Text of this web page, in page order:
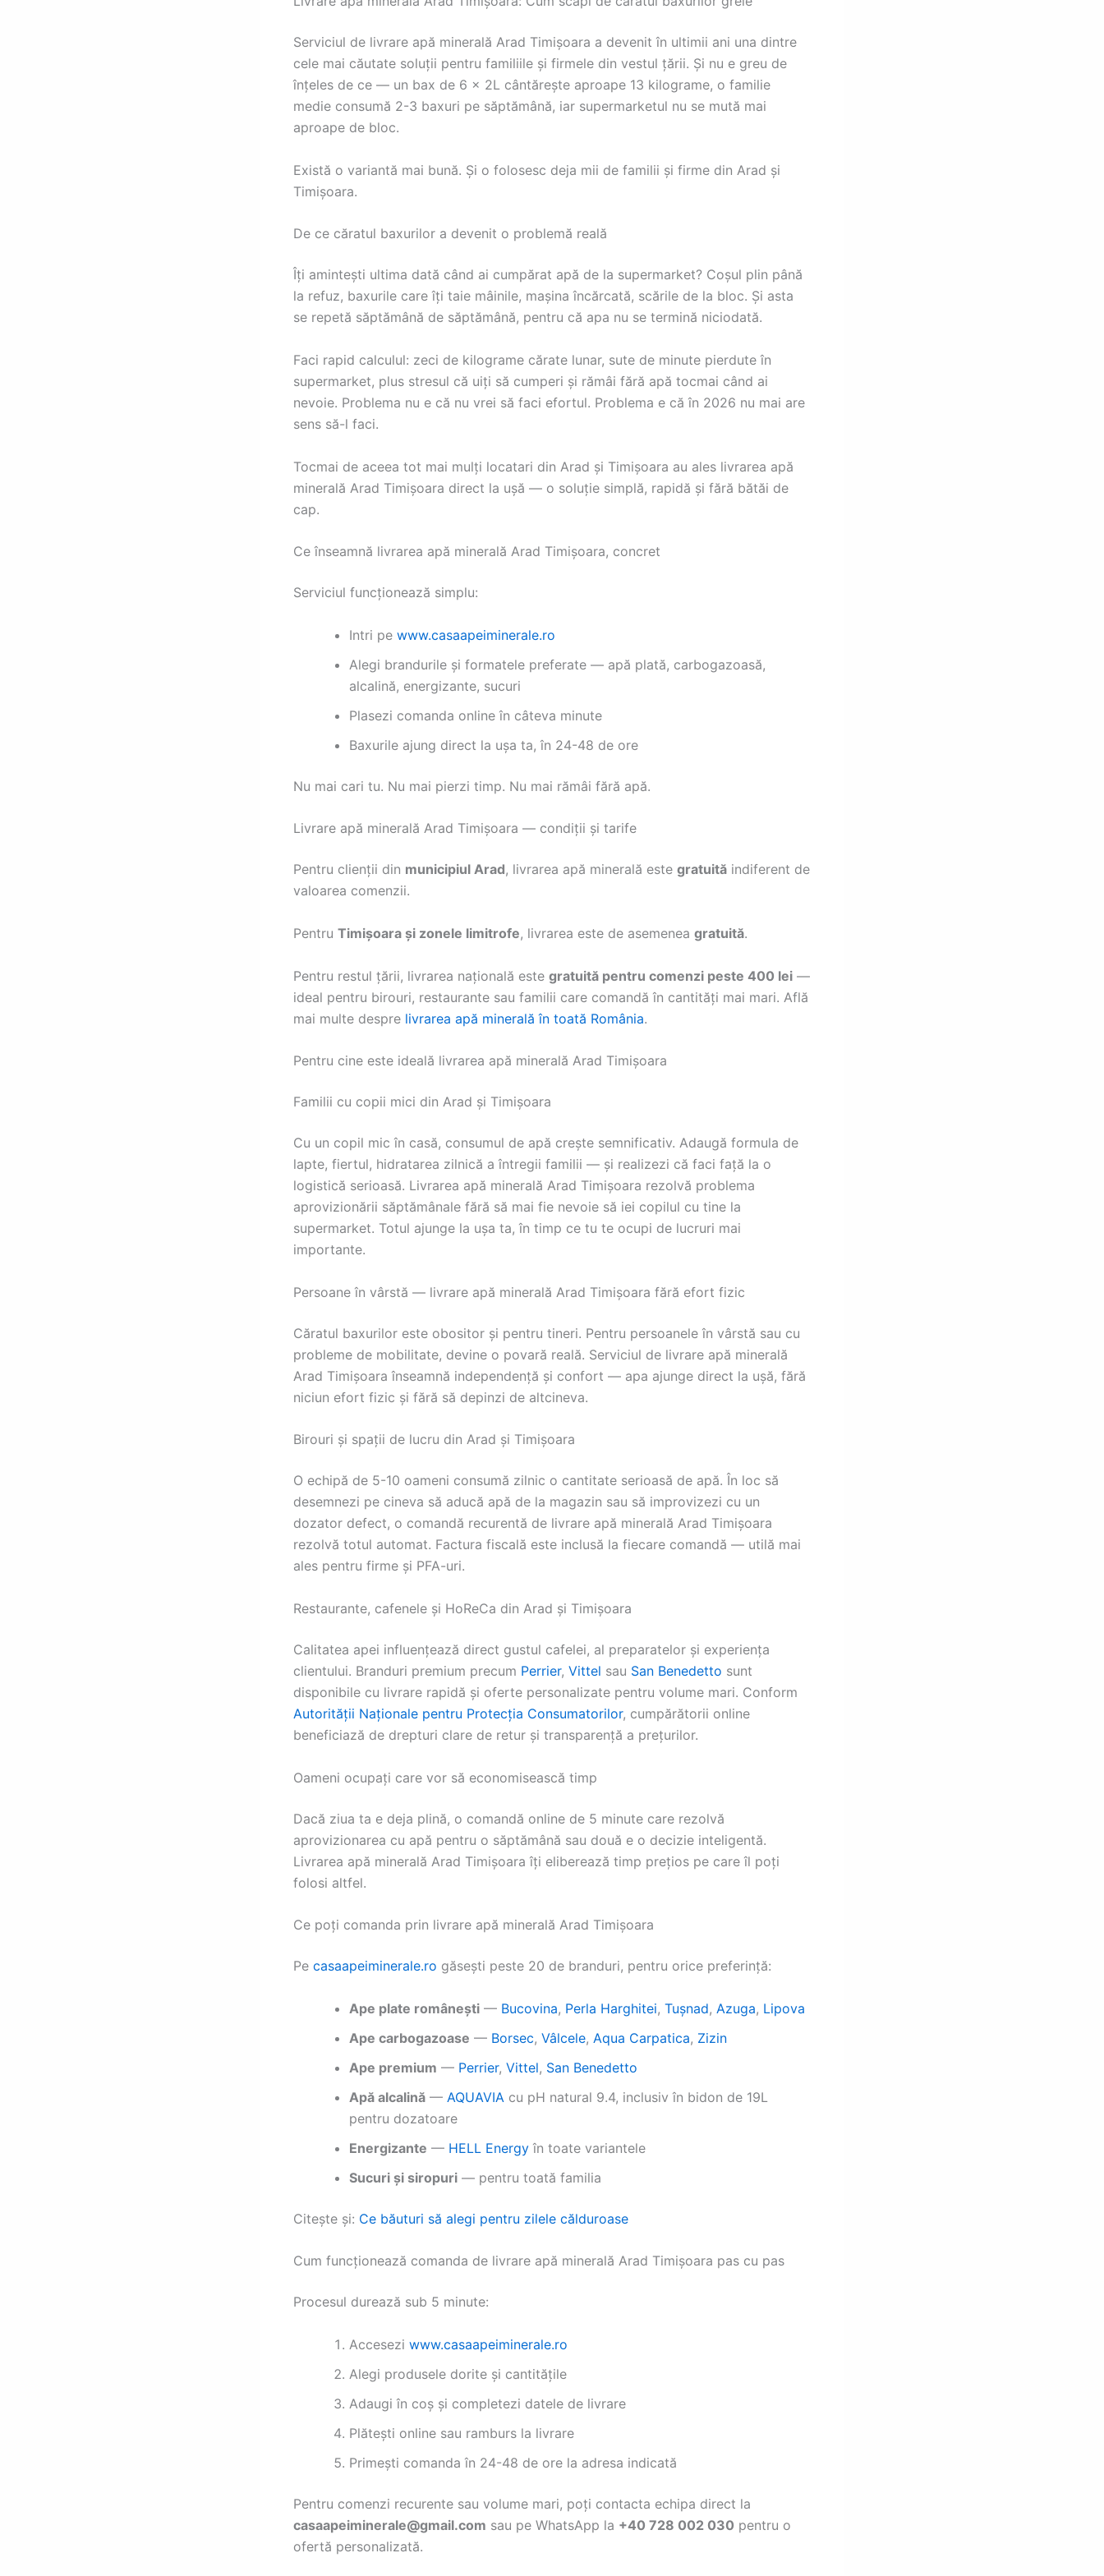
Serviciul de livrare apă minerală Arad Timișoara a devenit în ultimii ani una dintre
cele mai căutate soluții pentru familiile și firmele din vestul țării. Și nu e greu de
înțeles de ce — un bax de 6 x 2L cântărește aproape 13 kilograme, o familie
medie consumă 2-3 baxuri pe săptămână, iar supermarketul nu se mută mai
aproape de bloc.
Există o variantă mai bună. Și o folosesc deja mii de familii și firme din Arad și
Timișoara.
De ce căratul baxurilor a devenit o problemă reală
Îți amintești ultima dată când ai cumpărat apă de la supermarket? Coșul plin până
la refuz, baxurile care îți taie mâinile, mașina încărcată, scările de la bloc. Și asta
se repetă săptămână de săptămână, pentru că apa nu se termină niciodată.
Faci rapid calculul: zeci de kilograme cărate lunar, sute de minute pierdute în
supermarket, plus stresul că uiți să cumperi și rămâi fără apă tocmai când ai
nevoie. Problema nu e că nu vrei să faci efortul. Problema e că în 2026 nu mai are
sens să-l faci.
Tocmai de aceea tot mai mulți locatari din Arad și Timișoara au ales livrarea apă
minerală Arad Timișoara direct la ușă — o soluție simplă, rapidă și fără bătăi de
cap.
Ce înseamnă livrarea apă minerală Arad Timișoara, concret
Serviciul funcționează simplu:
Intri pe www.casaapeiminerale.ro
Alegi brandurile și formatele preferate — apă plată, carbogazoasă,
alcalină, energizante, sucuri
Plasezi comanda online în câteva minute
Baxurile ajung direct la ușa ta, în 24-48 de ore
Nu mai cari tu. Nu mai pierzi timp. Nu mai rămâi fără apă.
Livrare apă minerală Arad Timișoara — condiții și tarife
Pentru clienții din municipiul Arad, livrarea apă minerală este gratuită indiferent de
valoarea comenzii.
Pentru Timișoara și zonele limitrofe, livrarea este de asemenea gratuită.
Pentru restul țării, livrarea națională este gratuită pentru comenzi peste 400 lei —
ideal pentru birouri, restaurante sau familii care comandă în cantități mai mari. Află
mai multe despre livrarea apă minerală în toată România.
Pentru cine este ideală livrarea apă minerală Arad Timișoara
Familii cu copii mici din Arad și Timișoara
Cu un copil mic în casă, consumul de apă crește semnificativ. Adaugă formula de
lapte, fiertul, hidratarea zilnică a întregii familii — și realizezi că faci față la o
logistică serioasă. Livrarea apă minerală Arad Timișoara rezolvă problema
aprovizionării săptămânale fără să mai fie nevoie să iei copilul cu tine la
supermarket. Totul ajunge la ușa ta, în timp ce tu te ocupi de lucruri mai
importante.
Persoane în vârstă — livrare apă minerală Arad Timișoara fără efort fizic
Căratul baxurilor este obositor și pentru tineri. Pentru persoanele în vârstă sau cu
probleme de mobilitate, devine o povară reală. Serviciul de livrare apă minerală
Arad Timișoara înseamnă independență și confort — apa ajunge direct la ușă, fără
niciun efort fizic și fără să depinzi de altcineva.
Birouri și spații de lucru din Arad și Timișoara
O echipă de 5-10 oameni consumă zilnic o cantitate serioasă de apă. În loc să
desemnezi pe cineva să aducă apă de la magazin sau să improvizezi cu un
dozator defect, o comandă recurentă de livrare apă minerală Arad Timișoara
rezolvă totul automat. Factura fiscală este inclusă la fiecare comandă — utilă mai
ales pentru firme și PFA-uri.
Restaurante, cafenele și HoReCa din Arad și Timișoara
Calitatea apei influențează direct gustul cafelei, al preparatelor și experiența
clientului. Branduri premium precum Perrier, Vittel sau San Benedetto sunt
disponibile cu livrare rapidă și oferte personalizate pentru volume mari. Conform
Autorității Naționale pentru Protecția Consumatorilor, cumpărătorii online
beneficiază de drepturi clare de retur și transparență a prețurilor.
Oameni ocupați care vor să economisească timp
Dacă ziua ta e deja plină, o comandă online de 5 minute care rezolvă
aprovizionarea cu apă pentru o săptămână sau două e o decizie inteligentă.
Livrarea apă minerală Arad Timișoara îți eliberează timp prețios pe care îl poți
folosi altfel.
Ce poți comanda prin livrare apă minerală Arad Timișoara
Pe casaapeiminerale.ro găsești peste 20 de branduri, pentru orice preferință:
Ape plate românești — Bucovina, Perla Harghitei, Tușnad, Azuga, Lipova
Ape carbogazoase — Borsec, Vâlcele, Aqua Carpatica, Zizin
Ape premium — Perrier, Vittel, San Benedetto
Apă alcalină — AQUAVIA cu pH natural 9.4, inclusiv în bidon de 19L
pentru dozatoare
Energizante — HELL Energy în toate variantele
Sucuri și siropuri — pentru toată familia
Citește și: Ce băuturi să alegi pentru zilele călduroase
Cum funcționează comanda de livrare apă minerală Arad Timișoara pas cu pas
Procesul durează sub 5 minute:
Accesezi www.casaapeiminerale.ro
Alegi produsele dorite și cantitățile
Adaugi în coș și completezi datele de livrare
Plătești online sau ramburs la livrare
Primești comanda în 24-48 de ore la adresa indicată
Pentru comenzi recurente sau volume mari, poți contacta echipa direct la
casaapeiminerale@gmail.com sau pe WhatsApp la +40 728 002 030 pentru o
ofertă personalizată.